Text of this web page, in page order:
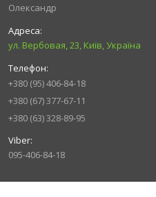
Олександр
ул. Вербовая, 23, Київ, Україна
+380 (95) 406-84-18
+380 (67) 377-67-11
+380 (63) 328-89-95
095-406-84-18